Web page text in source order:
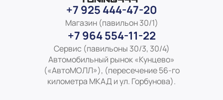
+7 925 444-47-20
Магазин (павильон 30/1)
+7 964 554-11-22
Сервис (павильоны 30/3, 30/4)
Автомобильный рынок «Кунцево»
(«АвтоМОЛЛ»), (пересечение 56-го
километра МКАД и ул. Горбунова).